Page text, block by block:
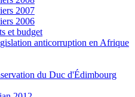
2007
2006
et budget
anticorruption en Afrique
du Duc d'Édimbourg